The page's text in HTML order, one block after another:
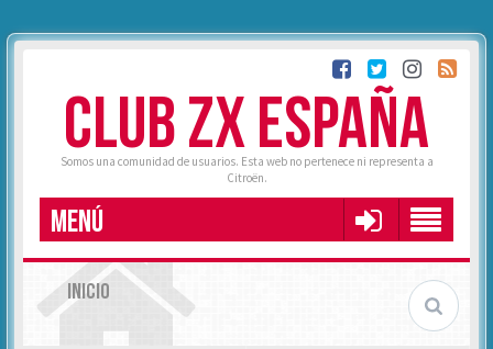
CLUB ZX ESPAÑA
Somos una comunidad de usuarios. Esta web no pertenece ni representa a
Citroën.
MENÚ
INICIO